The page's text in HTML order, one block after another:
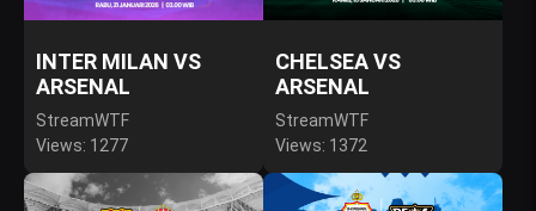
INTER MILAN VS
ARSENAL
StreamWTF
Views: 1277
CHELSEA VS
ARSENAL
StreamWTF
Views: 1372